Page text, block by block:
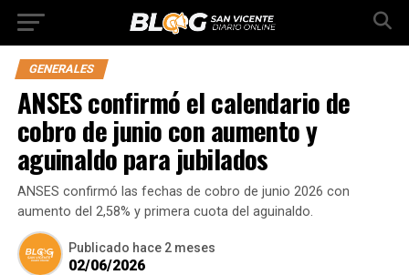
GENERALES
ANSES confirmó el calendario de
cobro de junio con aumento y
aguinaldo para jubilados
ANSES confirmó las fechas de cobro de junio 2026 con
aumento del 2,58% y primera cuota del aguinaldo.
Publicado hace 2 meses
02/06/2026